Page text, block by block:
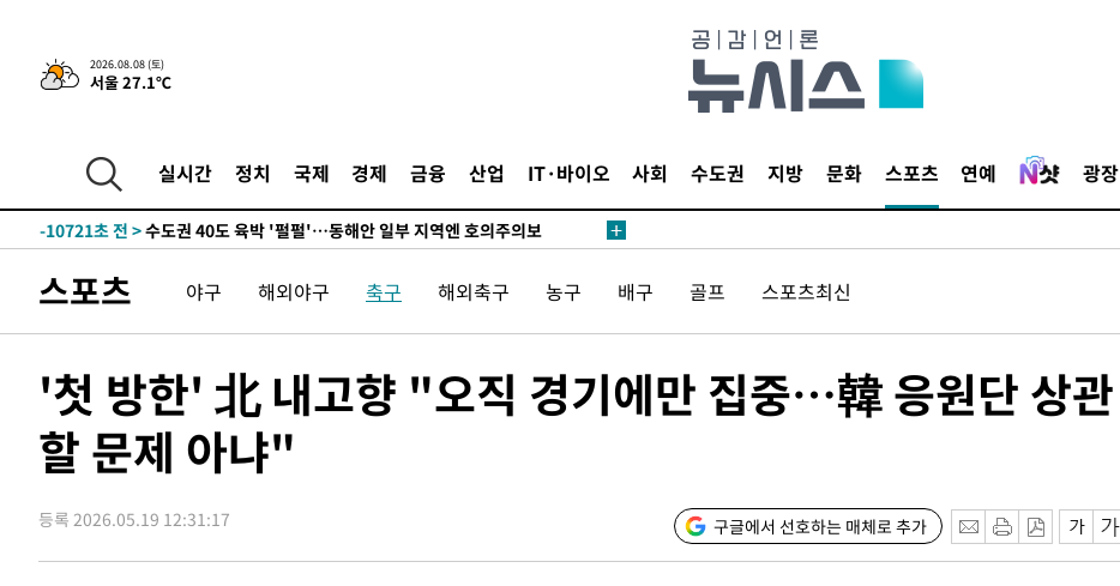
2026.08.08 (토)
서울 27.1℃
실시간 정치 국제 경제 금융 산업 IT·바이오 사회 수도권 지방 문화 스포츠 연예 광장
청래 44.56%
-18426초 전 >[속보]與 대표 경선 제주·인천 당원투표…金 47.75%·鄭
42.08%·宋 10.17%
-17960초 전 > 이강인 "아틀레티코 이적 기뻐…등번호 7번 의미보단 팀 위해 뛸
-11669초 전 >
낮 최고 35도 '무더위'…동해안 시간당 30㎜ '강한 비'[내일날씨]
-10939초 전 >
틀레티코 이적"
-10721초 전 >수도권 40도 육박 '펄펄'…동해안 일부 지역엔 호의주의보
-3635초 전 > 강릉에 시간당 81.4㎜ 물폭탄…도로 잠기고 담벼락 붕괴
4분 전 >백운산서 80년근 천종산삼 9뿌리 발견…감정가 1.3억원
1시간 전 >남자 농구, 나고야 아시안게임서 '홈팀' 일본과 한일전
1시간 전 >여수 오동도 해상서 모터보트 전복…1명 사망·1명 실종
2시간 전 >극한폭염 한풀 꺾이지만…'낮 최고 35도' 무더위, 열대야 계속[다음주
3시간 전 >[속보]'압수수색·성접대 논란' 축구협회 "실망과 걱정 안겨드려 죄송"
7시간 전 >'최고 37도' 폭염 지속…강원동해안 최대 150㎜ 비
스포츠 야구 해외야구 축구 해외축구 농구 배구 골프 스포츠최신
'첫 방한' 北 내고향 "오직 경기에만 집중…韓 응원단 상관
할 문제 아냐"
등록 2026.05.19 12:31:17 구글에서 선호하는 매체로 추가